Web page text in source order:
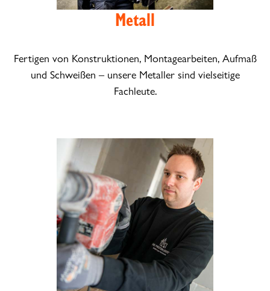
Metall
Fertigen von Konstruktionen, Montagearbeiten, Aufmaß
und Schweißen – unsere Metaller sind vielseitige
Fachleute.